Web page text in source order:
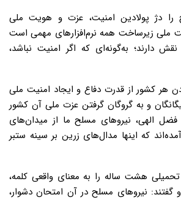
را دژ پولادین امنیت، عزت و هویت ملی
ملی زیرساخت همه نرم‌افزارهای مهمی است
دارند؛ به‌گونه‌ای که اگر امنیت نباشد،
هر کشور از قدرت دفاع و ایجاد امنیت ملی
و به گروگان ‌گرفتن عزت ملی آن کشور
فضل الهی، نیروهای مسلح ما از میدان‌های
که اینها مدال‌های زرین بر سینه ستبر
هشت ساله را به معنای واقعی کلمه،‌
گفتند: نیروهای مسلح در آن امتحان دشوار،